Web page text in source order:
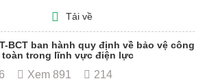
Tải về
BCT ban hành quy định về bảo vệ công
trong lĩnh vực điện lực
Xem 891 214